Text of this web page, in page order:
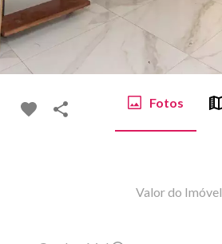
Fotos
Valor do Imóvel